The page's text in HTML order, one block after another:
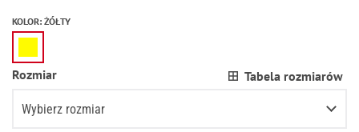
KOLOR: ŻÓŁTY
Rozmiar Tabela rozmiarów
Wybierz rozmiar